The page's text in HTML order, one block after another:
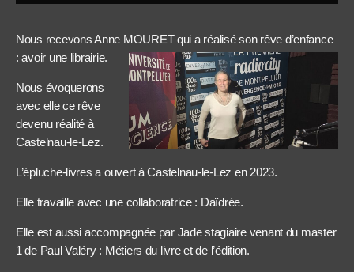
Nous recevons Anne MOURET qui a réalisé son rêve d’enfance
: avoir une librairie.
Nous évoquerons
avec elle ce rêve
devenu réalité à
Castelnau-le-Lez.
L’épluche-livres a ouvert à Castelnau-le-Lez en 2023.
Elle travaille avec une collaboratrice : Daïdrée.
Elle est aussi accompagnée par Jade stagiaire venant du master
1 de Paul Valéry : Métiers du livre et de l’édition.